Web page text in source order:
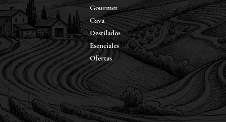
Gourmet
Cava
Destilados
Esenciales
Ofertas